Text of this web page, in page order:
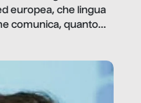
europea, che lingua
comunica, quanto